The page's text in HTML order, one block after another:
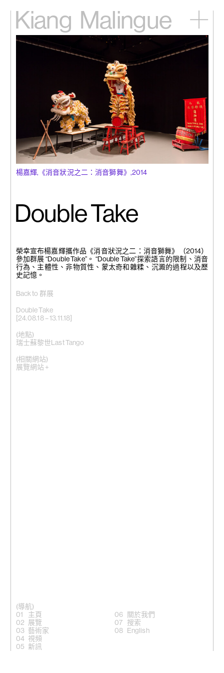
Kiang Malingue
主頁
展覽
新訊
關於我們
English
Back to 群展
Double Take
[24.08.18 – 13.11.18]
(地點)
瑞士蘇黎世Last Tango
(相關網站)
展覽網站 +
榮幸宣布楊嘉輝攜作品《消音狀況之二：消音獅舞》（2014）
參加群展 “Double Take”。 “Double Take”探索語言的限制、消音
行為、主體性、非物質性、蒙太奇和雜糅、沉澱的過程以及歷
史記憶。
Double Take
楊嘉輝,《消音狀況之二：消音獅舞》,2014
(導航)
主頁
展覽
藝術家
視頻
新訊
關於我們
搜索
English